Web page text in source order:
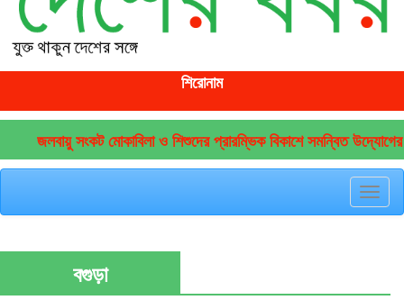
শিরোনাম
সংকট মোকাবিলা ও শিশুদের প্রারম্ভিক বিকাশে সমন্বিত উদ্যোগের আহ্বান
বগুড়া